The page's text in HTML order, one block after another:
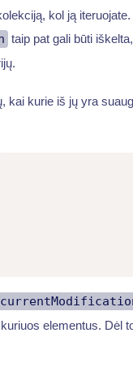
kol ją
taip pat gali būti
kai kurie iš jų yra
elementus. Dėl